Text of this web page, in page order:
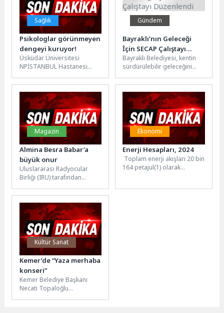
Sağlık
Psikologlar görünmeyen
dengeyi kuruyor!
Üsküdar Üniversitesi
NPİSTANBUL Hastanesi
Taşkın, 10 Mayıs Psikologlar
Günü kapsamında
psikologların ruh...
Gündem
Bayraklı’nın Geleceği
İçin SECAP Çalıştayı
Düzenlendi
Bayraklı Belediyesi, kentin
sürdürülebilir geleceğini
Sürdürülebilir Enerji ve İklim
Eylem Planı (SECAP)
kapsamında...
Magazin
Almina Besra Babar’a
büyük onur
Uluslararası Radyocular
Birliği (IRU) tarafından
Alkışı Hakedenler Ödülleri,
İstanbul’daki Kazlıçeşme
Sanat’ta
gerçekleştirildi.Sanat,...
Ekonomi
Enerji Hesapları, 2024
Toplam enerji akışları 20 bin
164 petajul(1) olarak
Kültür Sanat
Kemer’de “Yaza merhaba
konseri”
Kemer Belediye Başkanı
Necati Topaloğlu